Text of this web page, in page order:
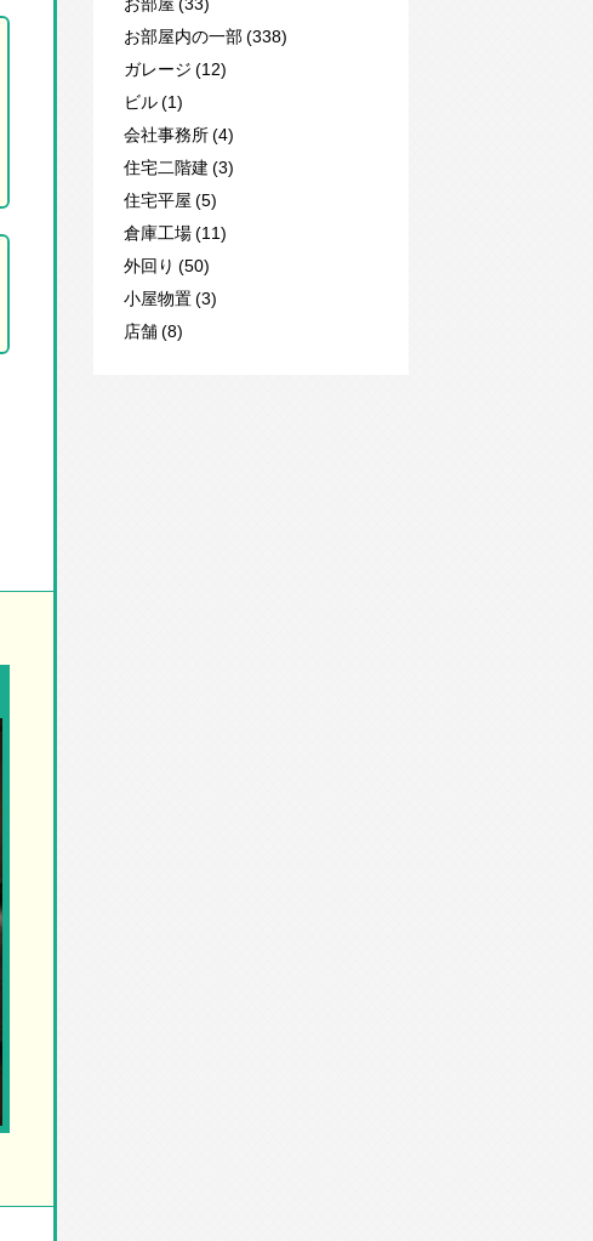
お部屋内の一部 (338)
ガレージ (12)
ビル (1)
会社事務所 (4)
住宅二階建 (3)
住宅平屋 (5)
倉庫工場 (11)
外回り (50)
小屋物置 (3)
店舗 (8)